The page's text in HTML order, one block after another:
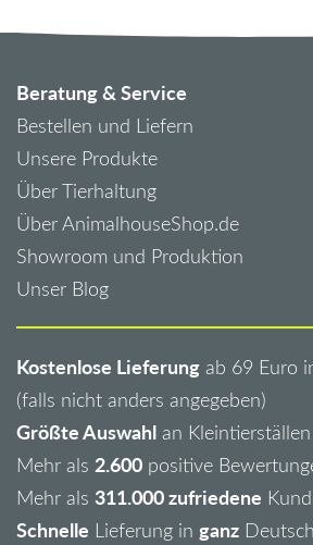
Beratung & Service
Bestellen und Liefern
Unsere Produkte
Über Tierhaltung
Über AnimalhouseShop.de
Showroom und Produktion
Unser Blog
Kostenlose Lieferung ab 69 Euro
(falls nicht anders angegeben)
Größte Auswahl an
Mehr als 2.600 positive
Mehr als 311.000 zufriedene
Schnelle Lieferung in ganz